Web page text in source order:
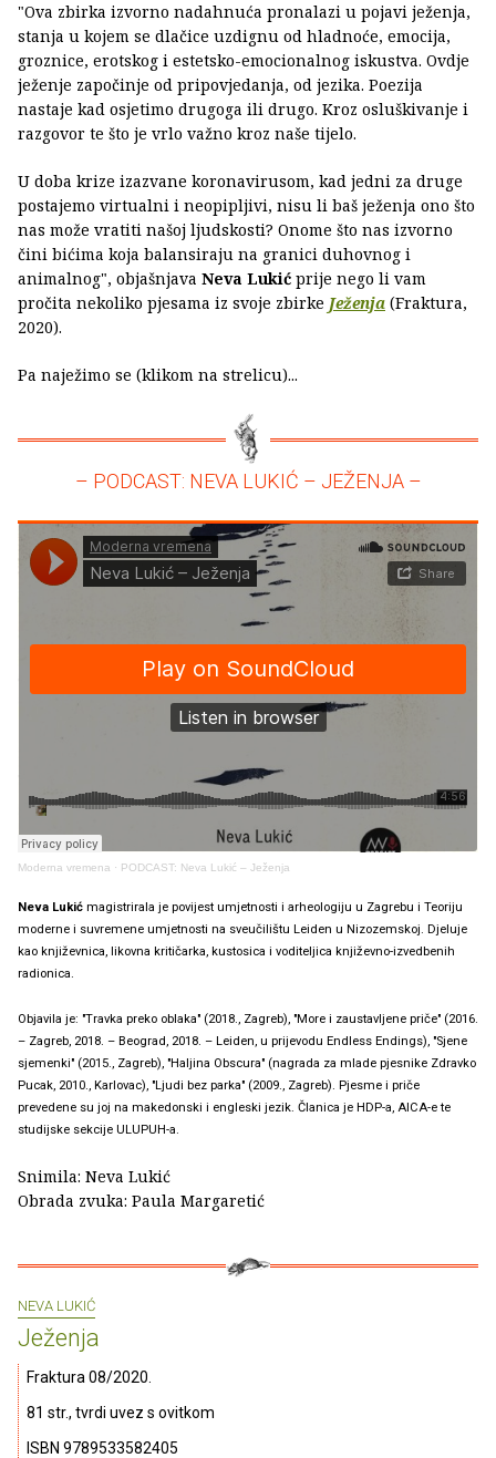
"Ova zbirka izvorno nadahnuća pronalazi u pojavi ježenja,
stanja u kojem se dlačice uzdignu od hladnoće, emocija,
groznice, erotskog i estetsko-emocionalnog iskustva. Ovdje
ježenje započinje od pripovjedanja, od jezika. Poezija
nastaje kad osjetimo drugoga ili drugo. Kroz osluškivanje i
razgovor te što je vrlo važno kroz naše tijelo.
U doba krize izazvane koronavirusom, kad jedni za druge
postajemo virtualni i neopipljivi, nisu li baš ježenja ono što
nas može vratiti našoj ljudskosti? Onome što nas izvorno
čini bićima koja balansiraju na granici duhovnog i
animalnog", objašnjava Neva Lukić prije nego li vam
pročita nekoliko pjesama iz svoje zbirke Ježenja (Fraktura,
2020).
Pa naježimo se (klikom na strelicu)...
– PODCAST: NEVA LUKIĆ – JEŽENJA –
Moderna vremena · PODCAST: Neva Lukić – Ježenja
Neva Lukić magistrirala je povijest umjetnosti i arheologiju u Zagrebu i Teoriju
moderne i suvremene umjetnosti na sveučilištu Leiden u Nizozemskoj. Djeluje
kao književnica, likovna kritičarka, kustosica i voditeljica književno-izvedbenih
radionica.
Objavila je: "Travka preko oblaka" (2018., Zagreb), "More i zaustavljene priče" (2016.
– Zagreb, 2018. – Beograd, 2018. – Leiden, u prijevodu Endless Endings), "Sjene
sjemenki" (2015., Zagreb), "Haljina Obscura" (nagrada za mlade pjesnike Zdravko
Pucak, 2010., Karlovac), "Ljudi bez parka" (2009., Zagreb). Pjesme i priče
prevedene su joj na makedonski i engleski jezik. Članica je HDP-a, AICA-e te
studijske sekcije ULUPUH-a.
Snimila: Neva Lukić
Obrada zvuka: Paula Margaretić
NEVA LUKIĆ
Ježenja
Fraktura 08/2020.
81 str., tvrdi uvez s ovitkom
ISBN 9789533582405